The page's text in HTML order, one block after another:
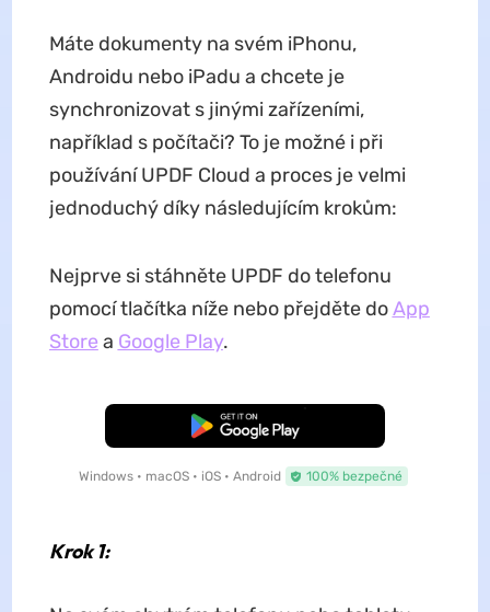
Máte dokumenty na svém iPhonu,
Androidu nebo iPadu a chcete je
synchronizovat s jinými zařízeními,
například s počítači? To je možné i při
používání UPDF Cloud a proces je velmi
jednoduchý díky následujícím krokům:
Nejprve si stáhněte UPDF do telefonu
pomocí tlačítka níže nebo přejděte doApp
Store a Google Play.
Bezplatné stažení
Windows • macOS • iOS • Android 100% bezpečné
Krok 1: